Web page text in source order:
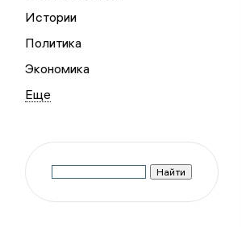
Истории
Политика
Экономика